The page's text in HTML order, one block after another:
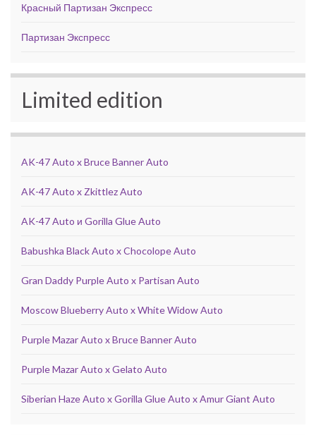
Красный Партизан Экспресс
Партизан Экспресс
Limited edition
AK-47 Auto x Bruce Banner Auto
AK-47 Auto x Zkittlez Auto
AK-47 Auto и Gorilla Glue Auto
Babushka Black Auto x Chocolope Auto
Gran Daddy Purple Auto x Partisan Auto
Moscow Blueberry Auto x White Widow Auto
Purple Mazar Auto x Bruce Banner Auto
Purple Mazar Auto x Gelato Auto
Siberian Haze Auto x Gorilla Glue Auto x Amur Giant Auto